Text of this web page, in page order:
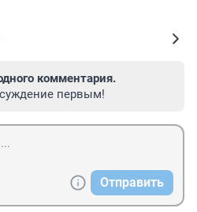
комментария.
первым!
Отправить